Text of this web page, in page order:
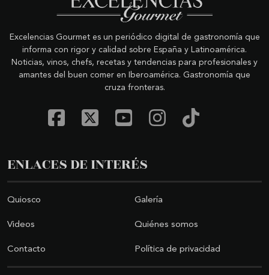
Excelencias Gourmet es un periódico digital de gastronomía que
informa con rigor y calidad sobre España y Latinoamérica.
Noticias, vinos, chefs, recetas y tendencias para profesionales y
amantes del buen comer en Iberoamérica. Gastronomía que
cruza fronteras.
ENLACES DE INTERÉS
Quiosco Galería
Videos Quiénes somos
Contacto Política de privacidad